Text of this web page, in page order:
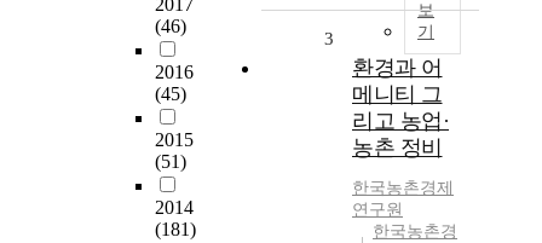
2017
(46)
2016
(45)
2015
(51)
2014
(181)
보
기
3
환경과 어
메니티 그
리고 농업·
농촌 정비
한국농촌경제
연구원
한국농촌경